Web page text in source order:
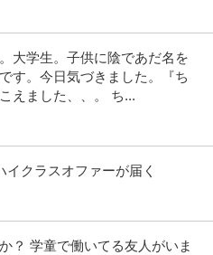
大学生。子供に陰であだ名を
す。今日気づきました。『ち
えました、、。 ち...
イクラスオファーが届く
？ 学童で働いてる友人がいま